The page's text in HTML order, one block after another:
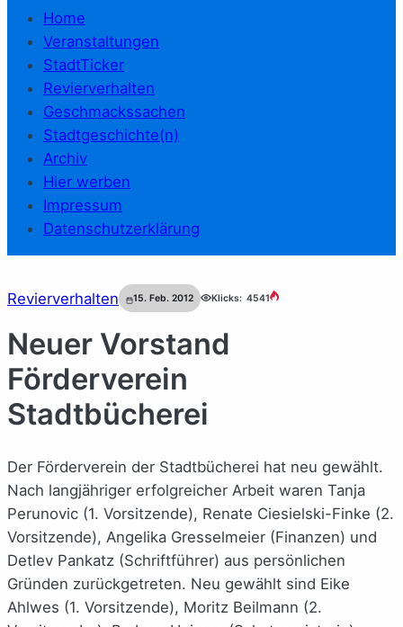
Home
Veranstaltungen
StadtTicker
Revierverhalten
Geschmackssachen
Stadtgeschichte(n)
Archiv
Hier werben
Impressum
Datenschutzerklärung
Revierverhalten 15. Feb. 2012 Klicks: 4541
Neuer Vorstand
Förderverein
Stadtbücherei
Der Förderverein der Stadtbücherei hat neu gewählt.
Nach langjähriger erfolgreicher Arbeit waren Tanja
Perunovic (1. Vorsitzende), Renate Ciesielski-Finke (2.
Vorsitzende), Angelika Gresselmeier (Finanzen) und
Detlev Pankatz (Schriftführer) aus persönlichen
Gründen zurückgetreten. Neu gewählt sind Eike
Ahlwes (1. Vorsitzende), Moritz Beilmann (2.